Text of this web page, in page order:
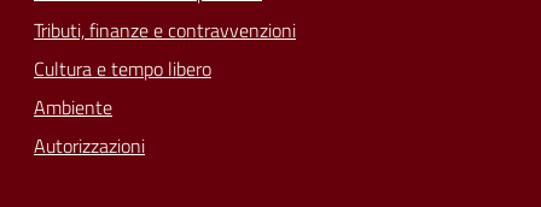
Tributi, finanze e contravvenzioni
Cultura e tempo libero
Ambiente
Autorizzazioni